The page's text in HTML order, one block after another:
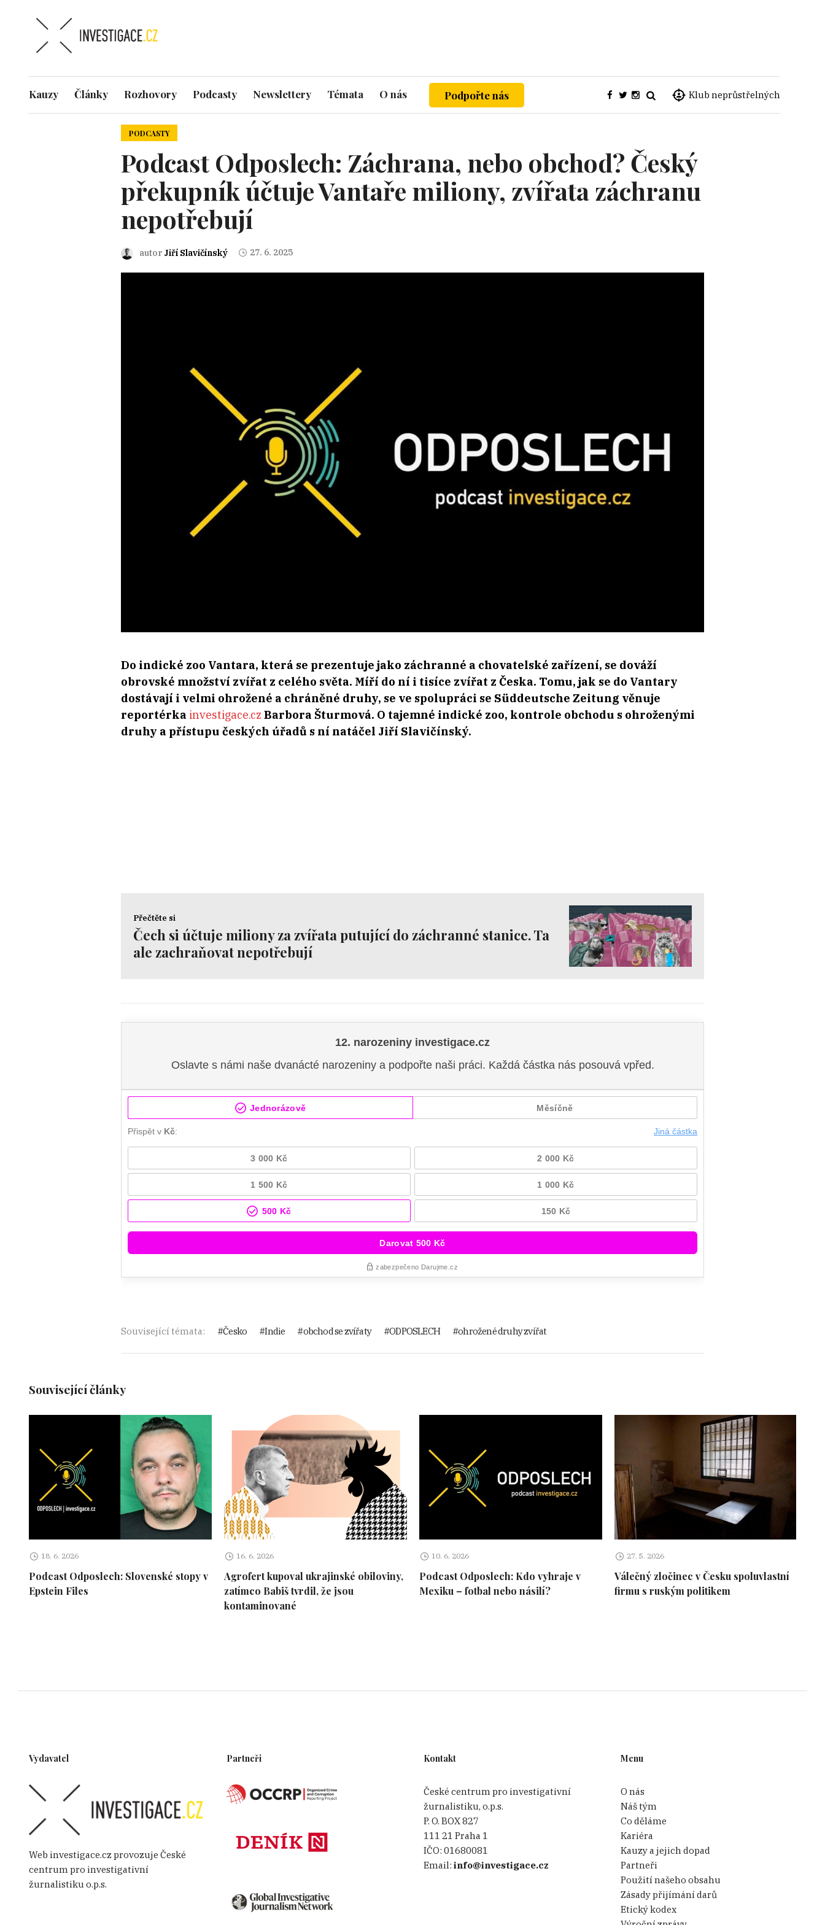
Klub neprůstřelných
Kauzy Články Rozhovory Podcasty Newslettery Témata O nás Podpořte nás
PODCASTY
Podcast Odposlech: Záchrana, nebo obchod? Český
překupník účtuje Vantaře miliony, zvířata záchranu
nepotřebují
autor Jiří Slavičínský 27. 6. 2025
Do indické zoo Vantara, která se prezentuje jako záchranné a chovatelské zařízení, se dováží
obrovské množství zvířat z celého světa. Míří do ní i tisíce zvířat z Česka. Tomu, jak se do Vantary
dostávají i velmi ohrožené a chráněné druhy, se ve spolupráci se Süddeutsche Zeitung věnuje
reportérka investigace.cz Barbora Šturmová. O tajemné indické zoo, kontrole obchodu s ohroženými
druhy a přístupu českých úřadů s ní natáčel Jiří Slavičínský.
Přečtěte si
Čech si účtuje miliony za zvířata putující do záchranné stanice. Ta
ale zachraňovat nepotřebují
Související témata: Česko Indie obchod se zvířaty ODPOSLECH ohrožené druhy zvířat
Související články
18. 6. 2026
Podcast Odposlech: Slovenské stopy v
Epstein Files
16. 6. 2026
Agrofert kupoval ukrajinské obiloviny,
zatímco Babiš tvrdil, že jsou
kontaminované
10. 6. 2026
Podcast Odposlech: Kdo vyhraje v
Mexiku – fotbal nebo násilí?
27. 5. 2026
Válečný zločinec v Česku spoluvlastní
firmu s ruským politikem
Vydavatel
Web investigace.cz provozuje České
centrum pro investigativní
žurnalistiku o.p.s.
Partneři Kontakt
České centrum pro investigativní
žurnalistiku, o.p.s.
P. O. BOX 827
111 21 Praha 1
IČO: 01680081
Email: info@investigace.cz
Menu
O nás
Náš tým
Co děláme
Kariéra
Kauzy a jejich dopad
Partneři
Použití našeho obsahu
Zásady přijímání darů
Etický kodex